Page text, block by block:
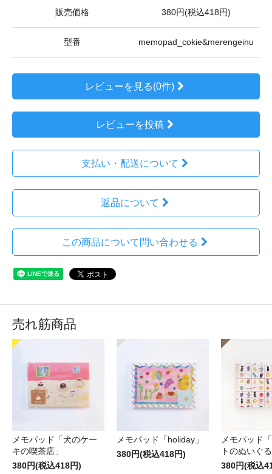
販売価格 380円(税込418円)
型番 memopad_cokie&merengeinu
レビューを見る(0件)
レビューを投稿
支払い・配送について
返品について
この商品について問い合わせる
売れ筋商品
メモパッド「犬のケー
キの喫茶店」
380円(税込418円)
メモパッド「holiday」
380円(税込418円)
メモパッド
トのぬいぐ
380円(税込